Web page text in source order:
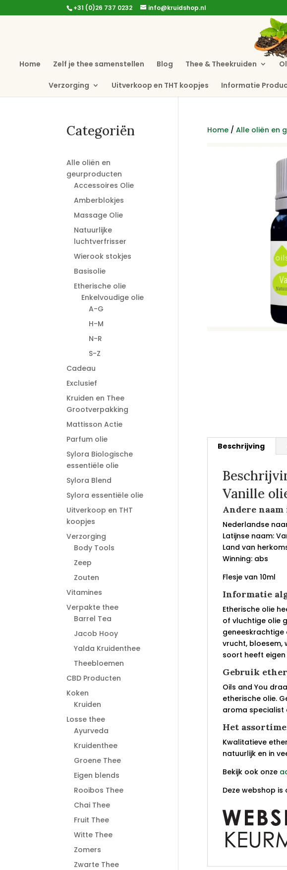
+31 (0)26 737 0232 info@kruidshop.nl
Home Zelf je thee samenstellen Blog Thee & Theekruiden
Verzorging Uitverkoop en THT koopjes Informatie
Home/ Alle oliën en
Beschrijving
Vanille
Andere
Nederlandse
Latijnse naam:
Land van
Winning: abs
Flesje van 10ml
Informatie
Etherische olie
of vluchtige olie
geneeskrachtige
vrucht, bloesem,
soort heeft eigen
Gebruik
Oils and You
etherische olie.
aroma
Het
Kwalitatieve
natuurlijk en in
Bekijk ook onze
Deze webshop
Categoriën
Alle oliën en
geurproducten
Accessoires Olie
Amberblokjes
Massage Olie
Natuurlijke
luchtverfrisser
Wierook stokjes
Basisolie
Etherische olie
Enkelvoudige olie
A-G
H-M
N-R
S-Z
Cadeau
Exclusief
Kruiden en Thee
Grootverpakking
Mattisson Actie
Parfum olie
Sylora Biologische
essentiële olie
Sylora Blend
Sylora essentiële olie
Uitverkoop en THT
koopjes
Verzorging
Body Tools
Zeep
Zouten
Vitamines
Verpakte thee
Barrel Tea
Jacob Hooy
Yalda Kruidenthee
Theebloemen
CBD Producten
Koken
Kruiden
Losse thee
Ayurveda
Kruidenthee
Groene Thee
Eigen blends
Rooibos Thee
Chai Thee
Fruit Thee
Witte Thee
Zomers
Zwarte Thee